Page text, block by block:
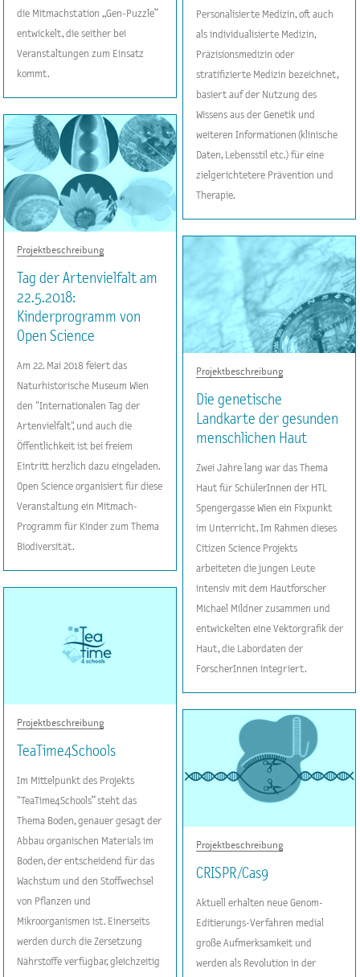
die Mitmachstation „Gen-Puzzle“
entwickelt, die seither bei
Veranstaltungen zum Einsatz
kommt.
Personalisierte Medizin, oft auch
als individualisierte Medizin,
Präzisionsmedizin oder
stratifizierte Medizin bezeichnet,
basiert auf der Nutzung des
Wissens aus der Genetik und
weiteren Informationen (klinische
Daten, Lebensstil etc.) für eine
zielgerichtetere Prävention und
Therapie.
Projektbeschreibung
Tag der Artenvielfalt am
22.5.2018:
Kinderprogramm von
Open Science
Am 22. Mai 2018 feiert das
Naturhistorische Museum Wien
den "Internationalen Tag der
Artenvielfalt", und auch die
Öffentlichkeit ist bei freiem
Eintritt herzlich dazu eingeladen.
Open Science organisiert für diese
Veranstaltung ein Mitmach-
Programm für Kinder zum Thema
Biodiversität.
Projektbeschreibung
Die genetische
Landkarte der gesunden
menschlichen Haut
Zwei Jahre lang war das Thema
Haut für SchülerInnen der HTL
Spengergasse Wien ein Fixpunkt
im Unterricht. Im Rahmen dieses
Citizen Science Projekts
arbeiteten die jungen Leute
intensiv mit dem Hautforscher
Michael Mildner zusammen und
entwickelten eine Vektorgrafik der
Haut, die Labordaten der
ForscherInnen integriert.
Projektbeschreibung
TeaTime4Schools
Im Mittelpunkt des Projekts
"TeaTime4Schools“ steht das
Thema Boden, genauer gesagt der
Abbau organischen Materials im
Boden, der entscheidend für das
Wachstum und den Stoffwechsel
von Pflanzen und
Mikroorganismen ist. Einerseits
werden durch die Zersetzung
Nährstoffe verfügbar, gleichzeitig
Projektbeschreibung
CRISPR/Cas9
Aktuell erhalten neue Genom-
Editierungs-Verfahren medial
große Aufmerksamkeit und
werden als Revolution in der